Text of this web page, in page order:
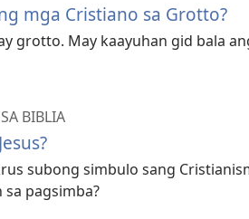
mga Cristiano sa Grotto?
grotto. May kaayuhan gid bala
BIBLIA
subong simbulo sang
pagsimba?